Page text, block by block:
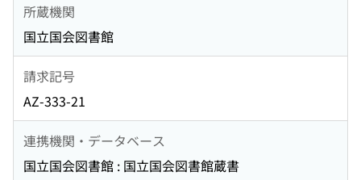
所蔵機関
国立国会図書館
請求記号
AZ-333-21
連携機関・データベース
国立国会図書館 : 国立国会図書館蔵書